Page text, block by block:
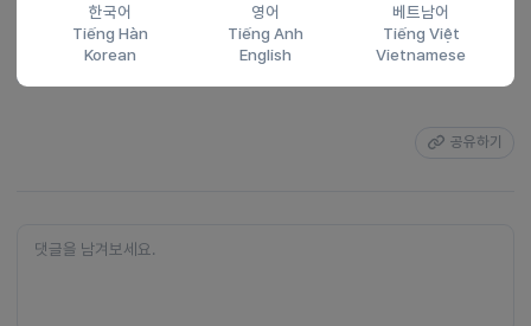
한국어
Tiếng Hàn
Korean
영어
Tiếng Anh
English
베트남어
Tiếng Việt
Vietnamese
* 구글폼을 통한 온라인 신청
공유하기